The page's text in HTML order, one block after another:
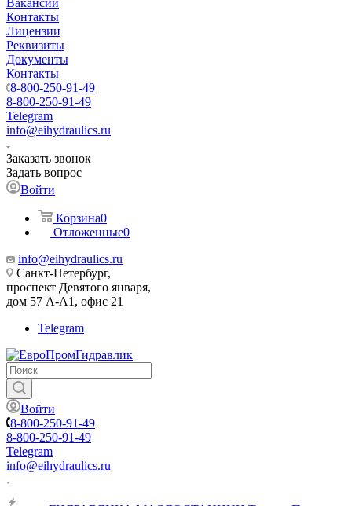
Вакансии
Контакты
Лицензии
Реквизиты
Документы
Контакты
8-800-250-91-49
8-800-250-91-49
Telegram
info@eihydraulics.ru
Заказать звонок
Задать вопрос
Войти
Корзина0
Отложенные0
info@eihydraulics.ru
Санкт-Петербург,
проспект Девятого января,
дом 57 А-А1, офис 21
Telegram
Войти
8-800-250-91-49
8-800-250-91-49
Telegram
info@eihydraulics.ru